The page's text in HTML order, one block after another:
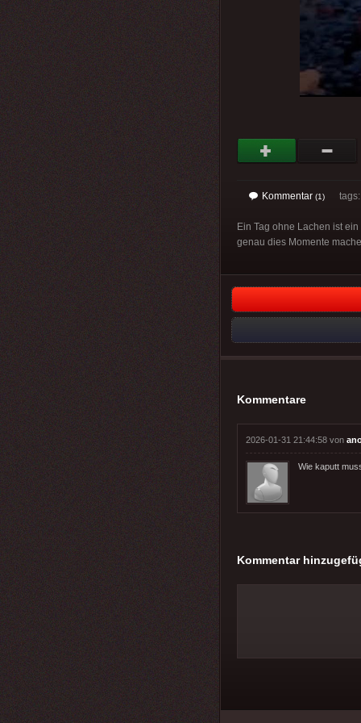
Kommentar (1) tags:
Ein Tag ohne Lachen ist
genau dies Momente
Kommentare
2026-01-31 21:44:58 von
Wie kaputt
Kommentar